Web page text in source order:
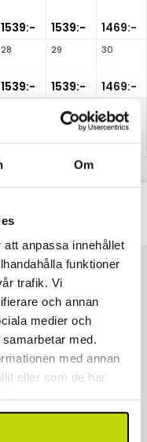
Om
anpassa innehållet
funktioner
trafik. Vi
och annan
medier och
med.
med annan
eller som de har
1539:- 1539:- 1469:-
28
1539:-
29
1539:-
30
1469:-